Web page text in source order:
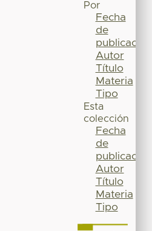
Por
Fecha
de
publicación
Autor
Título
Materia
Tipo
Esta
colección
Fecha
de
publicación
Autor
Título
Materia
Tipo